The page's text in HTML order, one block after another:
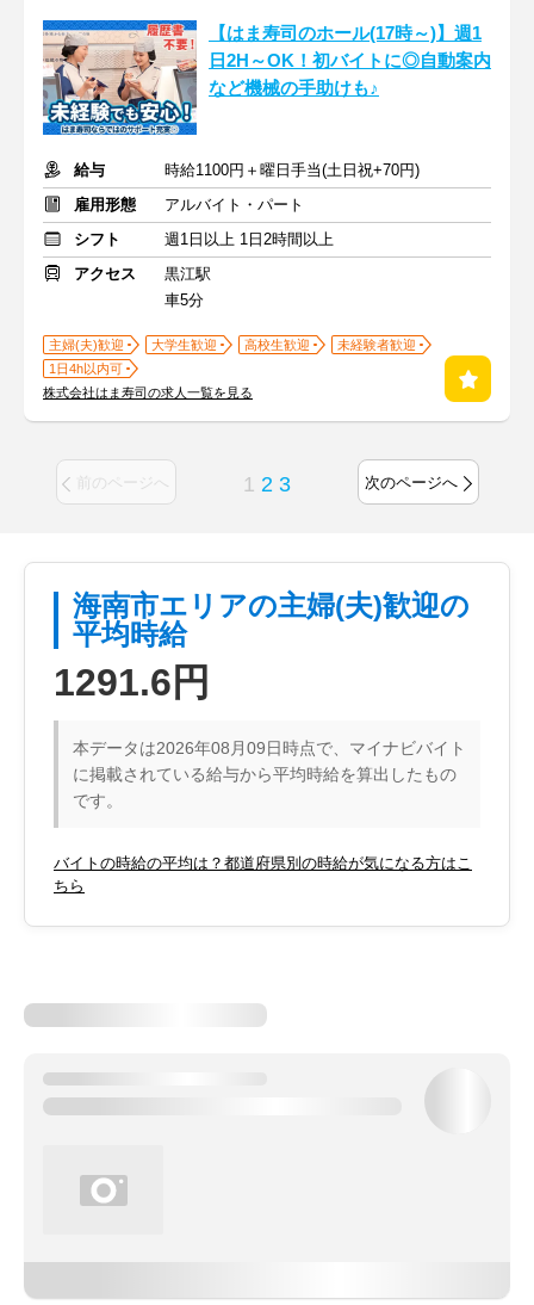
【はま寿司のホール(17時～)】週1
日2H～OK！初バイトに◎自動案内
など機械の手助けも♪
給与
時給1100円＋曜日手当(土日祝+70円)
雇用形態
アルバイト・パート
シフト
週1日以上 1日2時間以上
アクセス
黒江駅
車5分
主婦(夫)歓迎 大学生歓迎 高校生歓迎
未経験者歓迎
1日4h以内可
株式会社はま寿司の求人一覧を見る
前のページへ 1 2 3 次のページへ
海南市エリアの主婦(夫)歓迎の
平均時給
1291.6円
本データは2026年08月09日時点で、マイナビバイト
に掲載されている給与から平均時給を算出したもの
です。
バイトの時給の平均は？都道府県別の時給が気になる方はこ
ちら